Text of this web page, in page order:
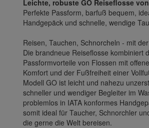
Leichte, robuste GO Reiseflosse von
Perfekte Passform, barfuß bequem,
Handgepäck und schnelle, wendige
Reisen, Tauchen, Schnorcheln - mit
Die brandneue Reiseflosse kombiniert
Passformvorteile von Flossen mit
Komfort und der Fußfreiheit einer
Modell GO ist leicht und nahezu
schneller und wendiger Begleiter im
problemlos in IATA konformes
somit ideal für Taucher, Schnorchler
die gerne die Welt bereisen.